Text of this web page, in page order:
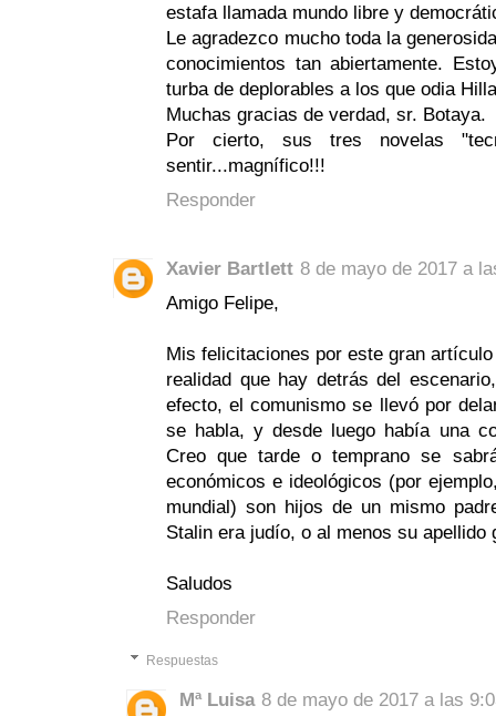
estafa llamada mundo libre y
Le agradezco mucho toda la
conocimientos tan abiertamente.
turba de deplorables a los que odia
Muchas gracias de verdad, sr. Botaya.
Por cierto, sus tres novelas
sentir...magnífico!!!
Responder
Xavier Bartlett 8 de mayo de 2017 a
Amigo Felipe,
Mis felicitaciones por este gran
realidad que hay detrás del
efecto, el comunismo se llevó por
se habla, y desde luego había una
Creo que tarde o temprano se
económicos e ideológicos (por
mundial) son hijos de un mismo
Stalin era judío, o al menos su
Saludos
Responder
Respuestas
Mª Luisa 8 de mayo de 2017 a las